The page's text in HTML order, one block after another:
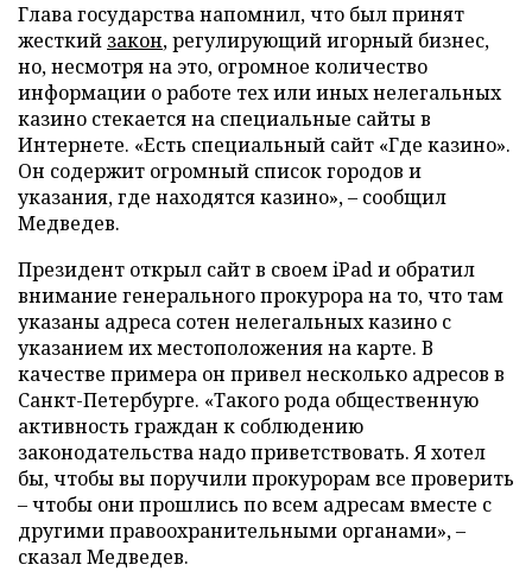
Глава государства напомнил, что был принят
жесткий закон, регулирующий игорный бизнес,
но, несмотря на это, огромное количество
информации о работе тех или иных нелегальных
казино стекается на специальные сайты в
Интернете. «Есть специальный сайт «Где казино».
Он содержит огромный список городов и
указания, где находятся казино», – сообщил
Медведев.
Президент открыл сайт в своемiPad и обратил
внимание генерального прокурора на то, что там
указаны адреса сотен нелегальных казино с
указанием их местоположения на карте. В
качестве примера он привел несколько адресов в
Санкт-Петербурге. «Такого рода общественную
активность граждан к соблюдению
законодательства надо приветствовать. Я хотел
бы, чтобы вы поручили прокурорам все проверить
– чтобы они прошлись по всем адресам вместе с
другими правоохранительными органами», –
сказал Медведев.